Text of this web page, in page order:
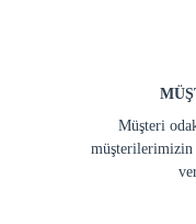
Müşteri
müşterilerimizin